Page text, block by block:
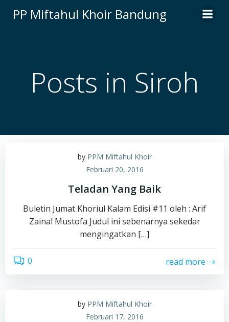
to
PP Miftahul Khoir Bandung
Posts in Siroh
by PPM Miftahul Khoir
Februari 20, 2016
Teladan Yang Baik
Buletin Jumat Khoriul Kalam Edisi #11 oleh : Arif
Zainal Mustofa Judul ini sebenarnya sekedar
mengingatkan […]
0 read more
by PPM Miftahul Khoir
Februari 17, 2016